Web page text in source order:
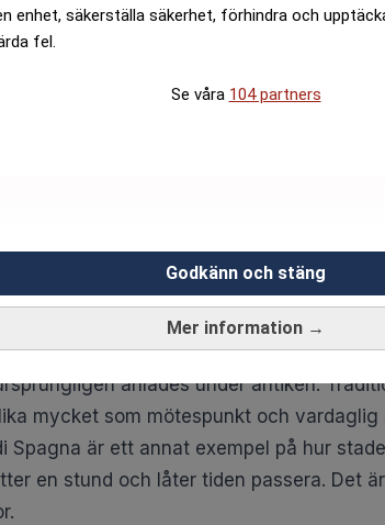
enhet, säkerställa säkerhet, förhindra och
fel.
Se våra 104 partners
Mer information →
Godkänn och stäng
i sina offentliga rum. Fontana di Trevi
anlades under antiken.
mycket som mötespunkt och vardaglig
Spagna är ett annat exempel på hur
en stund och låter tiden passera. Det